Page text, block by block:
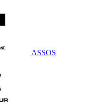
ASSOS